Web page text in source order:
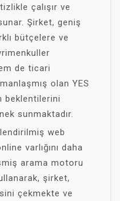
çalışır ve
Şirket, geniş
bütçelere ve
de ticari
olan YES
beklentilerini
sunmaktadır.
web
varlığını daha
arama motoru
şirket,
çekmekte ve